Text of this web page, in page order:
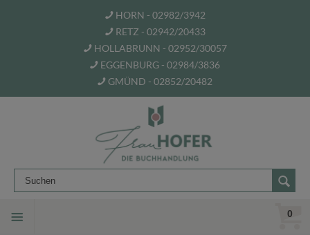
HORN - 02982/3942
RETZ - 02942/20433
HOLLABRUNN - 02952/30057
EGGENBURG - 02984/3836
GMÜND - 02852/20482
0